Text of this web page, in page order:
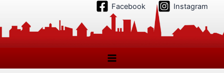
springen
Facebook Instagram